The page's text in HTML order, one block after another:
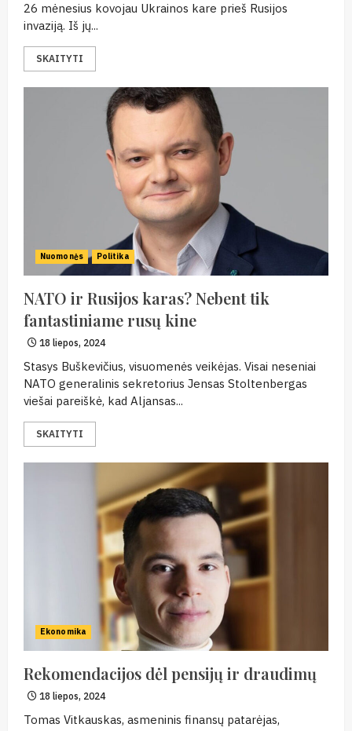
26 mėnesius kovojau Ukrainos kare prieš Rusijos
invaziją. Iš jų...
SKAITYTI
Nuomonės Politika
NATO ir Rusijos karas? Nebent tik
fantastiniame rusų kine
18 liepos, 2024
Stasys Buškevičius, visuomenės veikėjas. Visai neseniai
NATO generalinis sekretorius Jensas Stoltenbergas
viešai pareiškė, kad Aljansas...
SKAITYTI
Ekonomika
Rekomendacijos dėl pensijų ir draudimų
18 liepos, 2024
Tomas Vitkauskas, asmeninis finansų patarėjas,